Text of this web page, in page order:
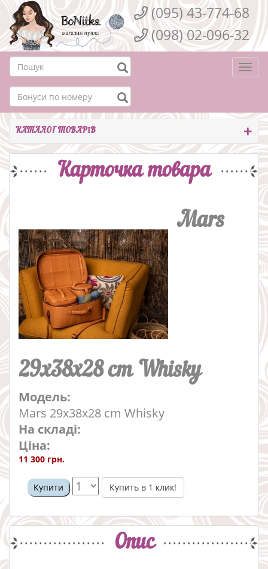
(095) 43-774-68
(098) 02-096-32
КАТАЛОГ ТОВАРІВ
Карточка товара
Mars
29x38x28 cm Whisky
Модель:
Mars 29x38x28 cm Whisky
На складі:
Ціна:
11 300 грн.
Купити Купить в 1 клик!
Опис